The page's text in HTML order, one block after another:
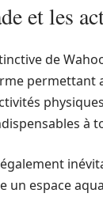
et les
de
permettant
à
un espace